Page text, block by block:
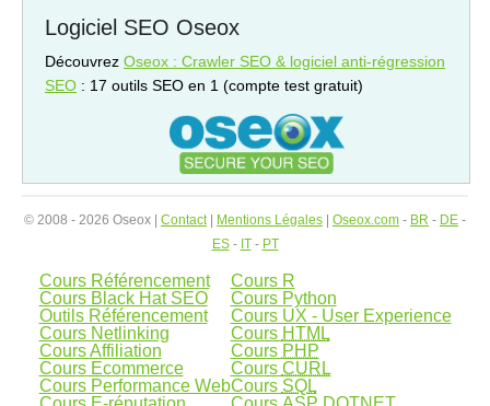
Logiciel SEO Oseox
Découvrez Oseox : Crawler SEO & logiciel anti-régression
SEO : 17 outils SEO en 1 (compte test gratuit)
© 2008 - 2026 Oseox | Contact| Mentions Légales Oseox.com - BR - DE -
ES- IT- PT
Cours Référencement
Cours Black Hat SEO
Outils Référencement
Cours Netlinking
Cours Affiliation
Cours Ecommerce
Cours Performance Web
Cours R
Cours Python
Cours UX - User Experience
Cours HTML
Cours PHP
Cours CURL
Cours SQL